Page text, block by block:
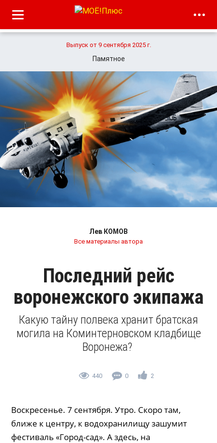
Выпуск от 9 сентября 2025 г.
Памятное
Лев КОМОВ
Все материалы автора
Последний рейс
воронежского экипажа
Какую тайну полвека хранит братская
могила на Коминтерновском кладбище
Воронежа?
440 0 2
Воскресенье. 7 сентября. Утро. Скоро там,
ближе к центру, к водохранилищу зашумит
фестиваль «Город-сад». А здесь, на